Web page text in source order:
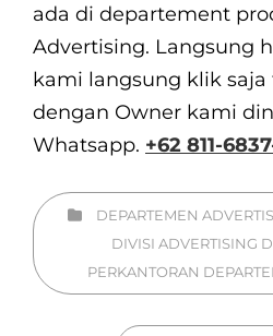
ada di departement
Advertising. Langsung
kami langsung klik
dengan Owner kami
Whatsapp. +62 811-
Categories
DEPARTEMEN
DIVISI ADVERTISING
PERKANTORAN